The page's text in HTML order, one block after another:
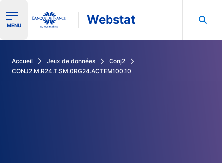
Ouvrir le menu de navigation
MENU Webstat
Accueil Jeux de données
Conj2
CONJ2.M.R24.T.SM.0RG24.ACTEM100.10